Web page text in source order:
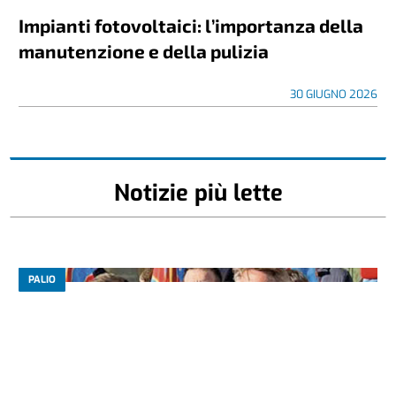
Impianti fotovoltaici: l’importanza della
manutenzione e della pulizia
30 GIUGNO 2026
Notizie più lette
PALIO